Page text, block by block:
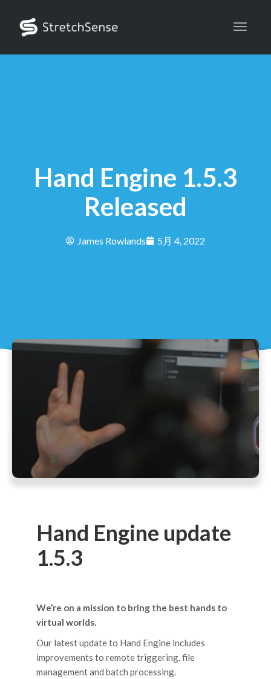
Hand Engine 1.5.3
Released
James Rowlands 5月 4, 2022
Hand Engine update
1.5.3
We’re on a mission to bring the best hands to
virtual worlds.
Our latest update to Hand Engine includes
improvements to remote triggering, file
management and batch processing.